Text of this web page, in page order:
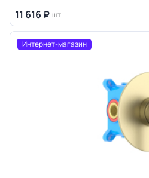
11 616 ₽ шт
Интернет-магазин